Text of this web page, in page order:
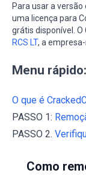
Para usar a
uma licença para
grátis disponível.
RCS LT, a
Menu rápido:
O que é
PASSO 1:
PASSO 2.
Como